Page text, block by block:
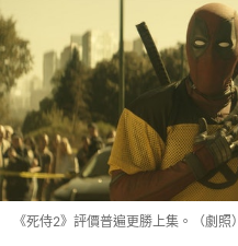
《死侍2》評價普遍更勝上集。（劇照）